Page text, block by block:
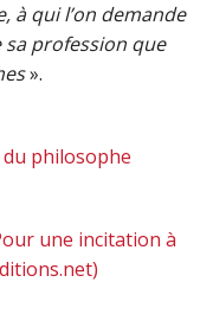
à qui l’on demande
profession que
».
philosophe
une incitation à